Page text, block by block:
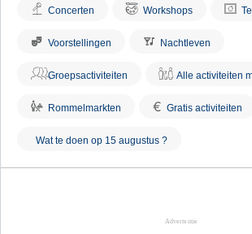
Concerten Workshops
Voorstellingen Nachtleven
Groepsactiviteiten Alle activiteiten
Rommelmarkten € Gratis activiteiten
Wat te doen op 15 augustus ?